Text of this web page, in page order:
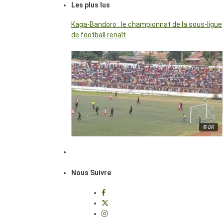
Les plus lus
Kaga-Bandoro : le championnat de la sous-ligue
de football renaît
© DR
Nous Suivre